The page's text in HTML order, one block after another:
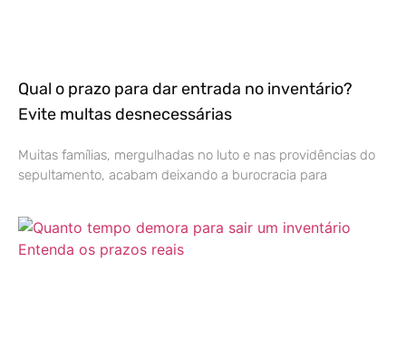
Qual o prazo para dar entrada no inventário?
Evite multas desnecessárias
Muitas famílias, mergulhadas no luto e nas providências do
sepultamento, acabam deixando a burocracia para